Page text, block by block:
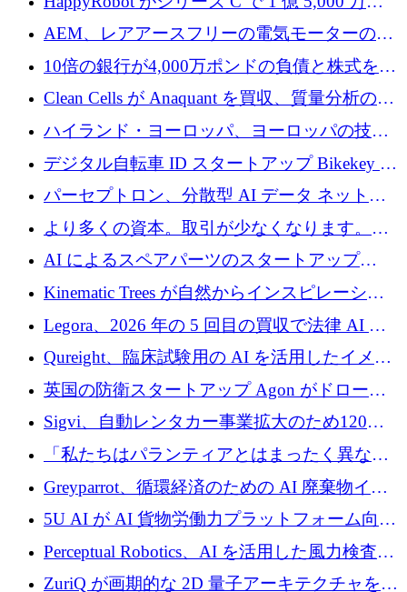
ルを獲得し、企業運営向けにエージェント AI
を拡張
AEM、レアアースフリーの電気モーターの革
新を加速するために1,600万ポンドを確保
10倍の銀行が4,000万ポンドの負債と株式を調
達
Clean Cells が Anaquant を買収、質量分析の専
門知識によるバイオ医薬品の品質管理を拡大
ハイランド・ヨーロッパ、ヨーロッパの技術
規模拡大を支援するために11億ユーロのファ
ンドVIを閉鎖
デジタル自転車 ID スタートアップ Bikekey が
TÖNNJES への投資を確保
パーセプトロン、分散型 AI データ ネットワ
ークの構築に 650 万ドルを調達
より多くの資本。取引が少なくなります。
2026 年上半期がヨーロッパのテクノロジーに
ついて語ること
AI によるスペアパーツのスタートアップ
Intropy が 1,100 万ドルを調達
Kinematic Trees が自然からインスピレーショ
ンを得たロボット ソフトウェアを拡張するた
めに 58 万 5,000 ポンドを調達
Legora、2026 年の 5 回目の買収で法律 AI ス
タートアップ Wexler を買収
Qureight、臨床試験用の AI を活用したイメー
ジング プラットフォームを拡張するためにシ
リーズ B で 2,000 万ドルを確保
英国の防衛スタートアップ Agon がドローン
攻撃に対抗する仮想戦場を構築、3,000 万ドル
を調達
Sigvi、自動レンタカー事業拡大のため120万
ユーロを調達
「私たちはパランティアとはまったく異なる
会社です」とフランス人の「控えめな」後任
者は言う
Greyparrot、循環経済のための AI 廃棄物イン
テリジェンスを拡張するためにシリーズ B で
2,700 万ドルを確保
5U AI が AI 貨物労働力プラットフォーム向け
に 320 万ドルのプレシードを獲得
Perceptual Robotics、AI を活用した風力検査の
規模拡大に向けて 400 万ポンド以上を確保
ZuriQ が画期的な 2D 量子アーキテクチャを拡